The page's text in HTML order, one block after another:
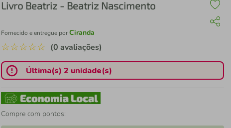
Livro Beatriz - Beatriz Nascimento
Fornecido e entregue porCiranda
☆☆☆☆☆ (0 avaliações)
Última(s) 2 unidade(s)
Compre com pontos: